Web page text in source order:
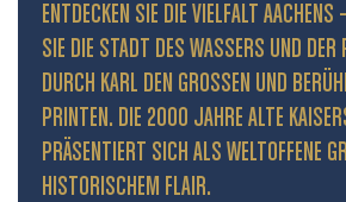
ENTDECKEN SIE DIE VIELFALT AACHENS
IE DIE STADT DES WASSERS UND DER
URCH KARL DEN GROSSEN UND
INTEN. DIE 2000 JAHRE ALTE
ÄSENTIERT SICH ALS WELTOFFENE
TORISCHEM FLAIR.